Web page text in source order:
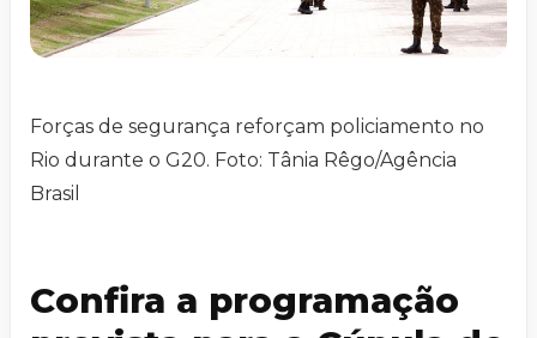
Forças de segurança reforçam policiamento no
Rio durante o G20. Foto: Tânia Rêgo/Agência
Brasil
Confira a programação